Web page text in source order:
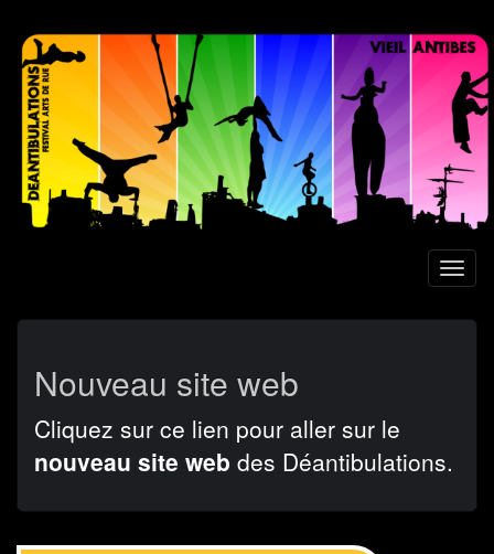
Aller
contenu
principal
Nouveau site web
Cliquez sur ce lien pour aller sur le
nouveau site web des Déantibulations.